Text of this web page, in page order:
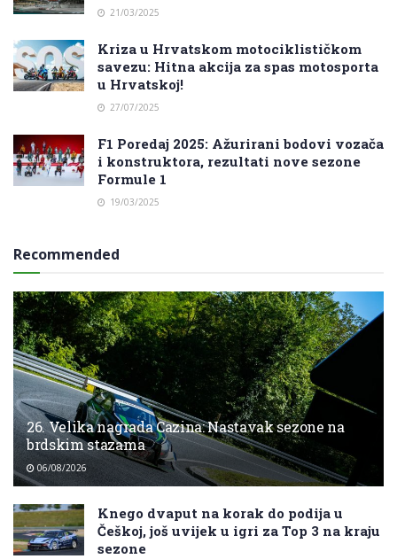
21/03/2025
Kriza u Hrvatskom motociklističkom
savezu: Hitna akcija za spas motosporta
u Hrvatskoj!
27/07/2025
F1 Poredaj 2025: Ažurirani bodovi vozača
i konstruktora, rezultati nove sezone
Formule 1
19/03/2025
Recommended
26. Velika nagrada Cazina: Nastavak sezone na
brdskim stazama
06/08/2026
Knego dvaput na korak do podija u
Češkoj, još uvijek u igri za Top 3 na kraju
sezone